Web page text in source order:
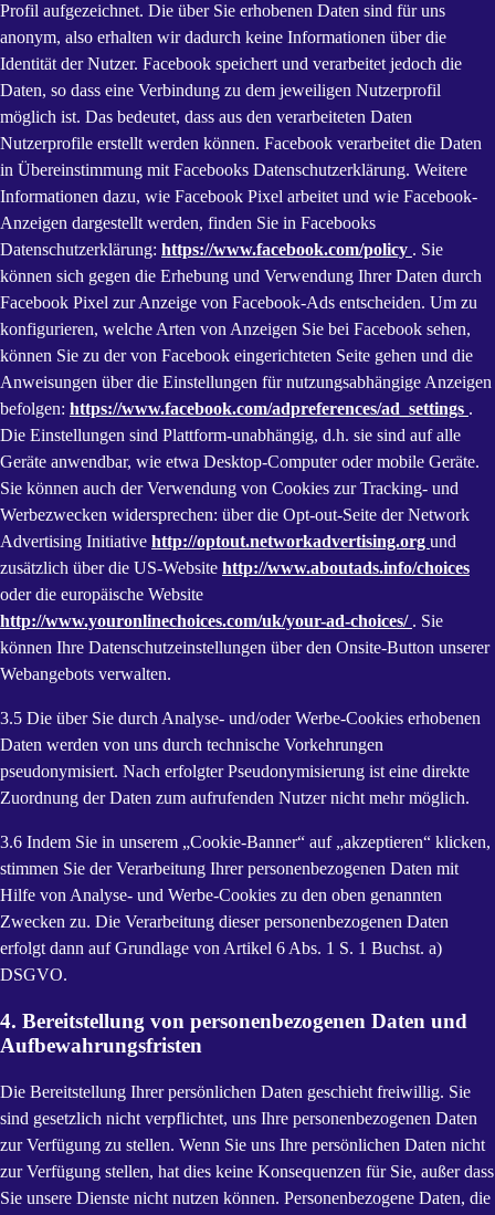
Profil aufgezeichnet. Die über Sie erhobenen Daten sind für uns
anonym, also erhalten wir dadurch keine Informationen über die
Identität der Nutzer. Facebook speichert und verarbeitet jedoch die
Daten, so dass eine Verbindung zu dem jeweiligen Nutzerprofil
möglich ist. Das bedeutet, dass aus den verarbeiteten Daten
Nutzerprofile erstellt werden können. Facebook verarbeitet die Daten
in Übereinstimmung mit Facebooks Datenschutzerklärung. Weitere
Informationen dazu, wie Facebook Pixel arbeitet und wie Facebook-
Anzeigen dargestellt werden, finden Sie in Facebooks
Datenschutzerklärung: https://www.facebook.com/policy . Sie
können sich gegen die Erhebung und Verwendung Ihrer Daten durch
Facebook Pixel zur Anzeige von Facebook-Ads entscheiden. Um zu
konfigurieren, welche Arten von Anzeigen Sie bei Facebook sehen,
können Sie zu der von Facebook eingerichteten Seite gehen und die
Anweisungen über die Einstellungen für nutzungsabhängige Anzeigen
befolgen: https://www.facebook.com/adpreferences/ad_settings .
Die Einstellungen sind Plattform-unabhängig, d.h. sie sind auf alle
Geräte anwendbar, wie etwa Desktop-Computer oder mobile Geräte.
Sie können auch der Verwendung von Cookies zur Tracking- und
Werbezwecken widersprechen: über die Opt-out-Seite der Network
Advertising Initiative http://optout.networkadvertising.org und
zusätzlich über die US-Website http://www.aboutads.info/choices
oder die europäische Website
http://www.youronlinechoices.com/uk/your-ad-choices/ . Sie
können Ihre Datenschutzeinstellungen über den Onsite-Button unserer
Webangebots verwalten.
3.5 Die über Sie durch Analyse- und/oder Werbe-Cookies erhobenen
Daten werden von uns durch technische Vorkehrungen
pseudonymisiert. Nach erfolgter Pseudonymisierung ist eine direkte
Zuordnung der Daten zum aufrufenden Nutzer nicht mehr möglich.
3.6 Indem Sie in unserem „Cookie-Banner“ auf „akzeptieren“ klicken,
stimmen Sie der Verarbeitung Ihrer personenbezogenen Daten mit
Hilfe von Analyse- und Werbe-Cookies zu den oben genannten
Zwecken zu. Die Verarbeitung dieser personenbezogenen Daten
erfolgt dann auf Grundlage von Artikel 6 Abs. 1 S. 1 Buchst. a)
DSGVO.
4. Bereitstellung von personenbezogenen Daten und
Aufbewahrungsfristen
Die Bereitstellung Ihrer persönlichen Daten geschieht freiwillig. Sie
sind gesetzlich nicht verpflichtet, uns Ihre personenbezogenen Daten
zur Verfügung zu stellen. Wenn Sie uns Ihre persönlichen Daten nicht
zur Verfügung stellen, hat dies keine Konsequenzen für Sie, außer dass
Sie unsere Dienste nicht nutzen können. Personenbezogene Daten, die